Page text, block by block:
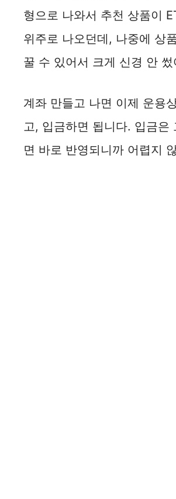
형으로 나와서 추천 상품이
위주로 나오던데, 나중에 상
꿀 수 있어서 크게 신경 안 썼
계좌 만들고 나면 이제 운용
고, 입금하면 됩니다. 입금은
면 바로 반영되니까 어렵지